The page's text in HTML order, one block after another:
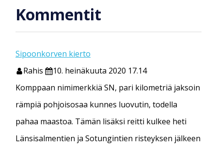
Kommentit
Sipoonkorven kierto
Rahis
10. heinäkuuta 2020 17.14
Komppaan nimimerkkiä SN, pari kilometriä jaksoin
rämpiä pohjoisosaa kunnes luovutin, todella
pahaa maastoa. Tämän lisäksi reitti kulkee heti
Länsisalmentien ja Sotungintien risteyksen jälkeen